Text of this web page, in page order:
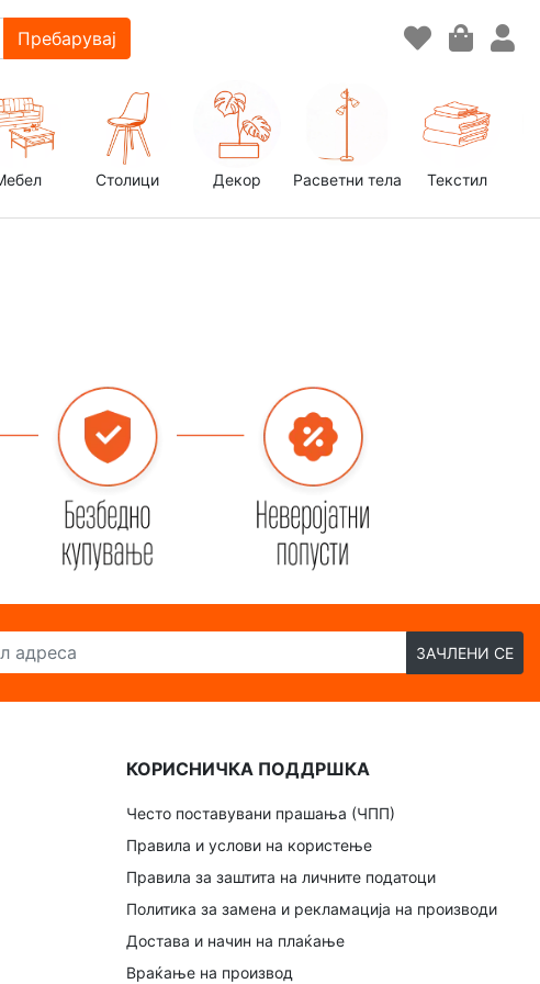
Пребарувај
Столици Декор Расветни тела Текстил
ЗАЧЛЕНИ СЕ
КОРИСНИЧКА ПОДДРШКА
Често поставувани прашања (ЧПП)
Правила и услови на користење
Правила за заштита на личните податоци
Политика за замена и рекламација на производи
Достава и начин на плаќање
Враќање на производ